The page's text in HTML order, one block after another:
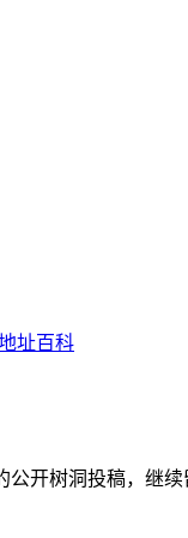
址百科
开树洞投稿，继